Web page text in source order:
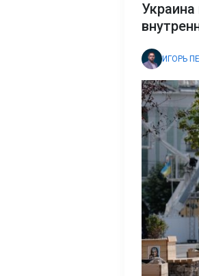
ИГОРЬ